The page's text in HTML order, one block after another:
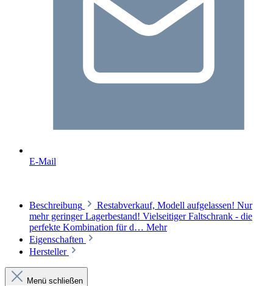
E-Mail
Beschreibung
Restabverkauf, Modell aufgelassen! Nur
mehr geringer Lagerbestand! Vielseitiger Faltschrank - die
perfekte Kombination für d… Mehr
Eigenschaften
Hersteller
Menü schließen